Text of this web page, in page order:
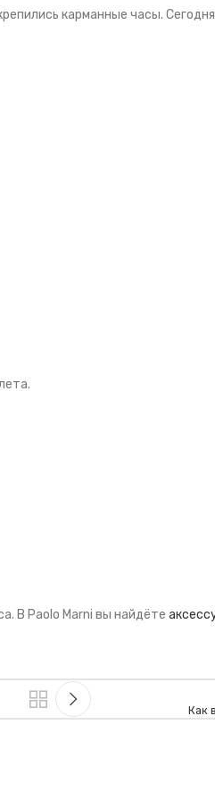
карманные часы.
В Paolo Marni вы найдёте
Как